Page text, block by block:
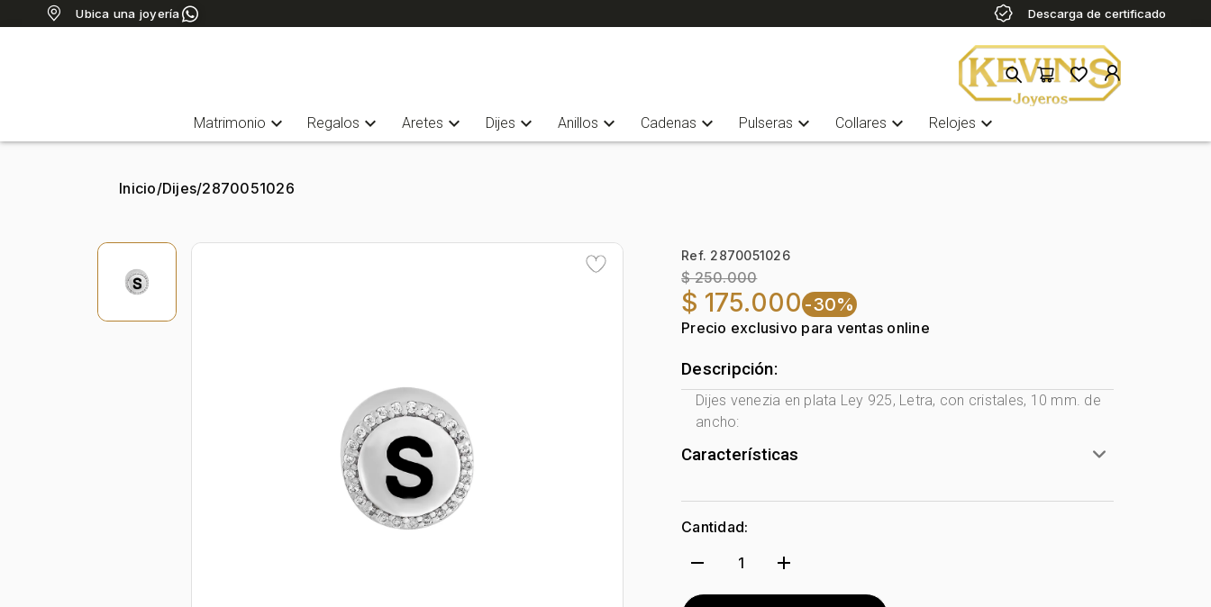
Ubica una joyería Descarga de certificado
Matrimonio expand_more Regalos expand_more Aretes expand_more Dijes expand_more Anillos expand_more Cadenas expand_more Pulseras expand_more Collares expand_more Relojes expand_more
Inicio/Dijes/2870051026
Ref. 2870051026
$ 250.000
$ 175.000-30%
Precio exclusivo para ventas online
Descripción:
Dijes venezia en plata Ley 925, Letra, con cristales, 10 mm. de
ancho:
Características
Género: Mujer
Tono Metal:
Metal: Plata Ley 925
Forma:
Letra
Colección: Venezia
Cantidad:
remove 1 add